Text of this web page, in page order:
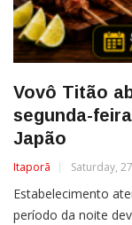
Vovô Titão
segunda-
Japão
Itaporã Saturday,
Estabelecimento
período da noite